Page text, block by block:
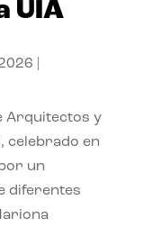
UIA
Arquitectos y
celebrado en
un
diferentes